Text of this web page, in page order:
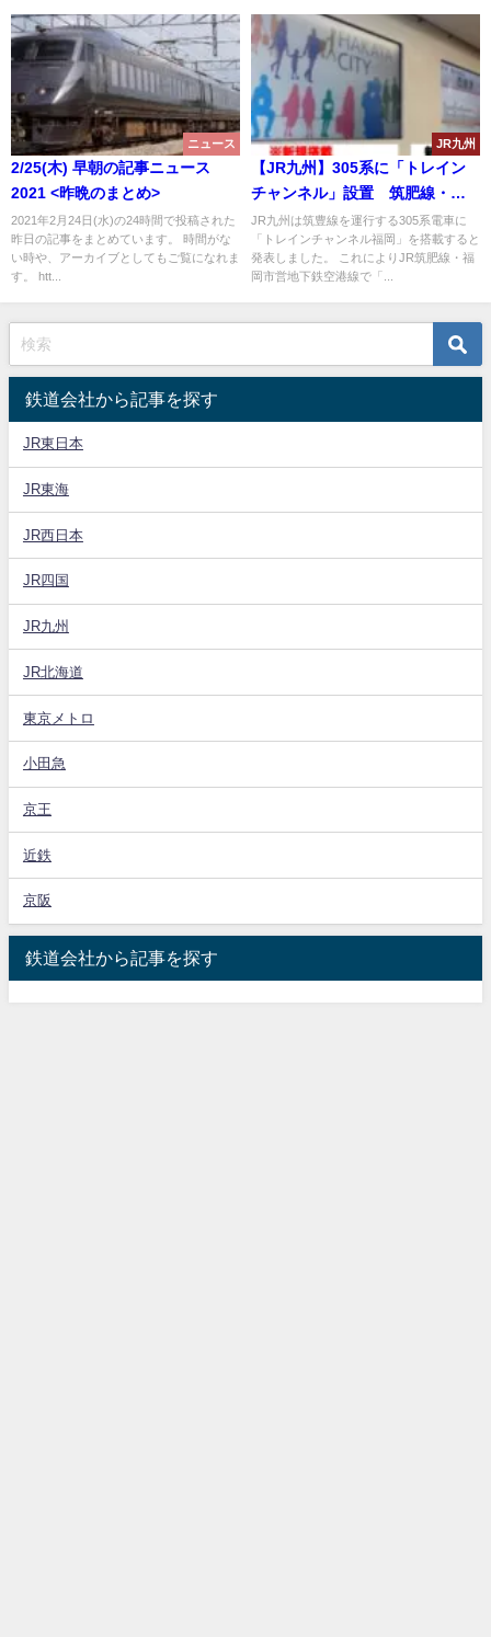
ニュース
2/25(木) 早朝の記事ニュース
2021 <昨晩のまとめ>
2021年2月24日(水)の24時間で投稿された
昨日の記事をまとめています。 時間がな
い時や、アーカイブとしてもご覧になれま
す。 htt...
JR九州
【JR九州】305系に「トレイン
チャンネル」設置 筑肥線・福
岡市営地下鉄空港線でニュー
ス・天気予報が見れるように
JR九州は筑豊線を運行する305系電車に
「トレインチャンネル福岡」を搭載すると
発表しました。 これによりJR筑肥線・福
岡市営地下鉄空港線で「...
鉄道会社から記事を探す
JR東日本
JR東海
JR西日本
JR四国
JR九州
JR北海道
東京メトロ
小田急
京王
近鉄
京阪
鉄道会社から記事を探す